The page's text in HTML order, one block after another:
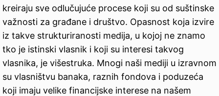
kreiraju sve odlučujuće procese koji su od suštinske
važnosti za građane i društvo. Opasnost koja izvire
iz takve strukturiranosti medija, u kojoj ne znamo
tko je istinski vlasnik i koji su interesi takvog
vlasnika, je višestruka. Mnogi naši mediji u izravnom
su vlasništvu banaka, raznih fondova i poduzeća
koji imaju velike financijske interese na našem